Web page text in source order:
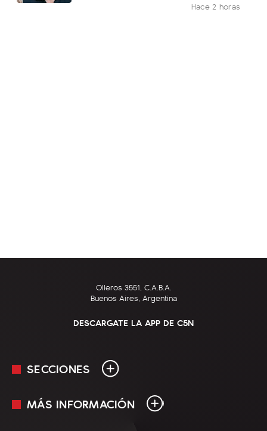
Hace 2 horas
Olleros 3551, C.A.B.A.
Buenos Aires, Argentina
DESCARGATE LA APP DE C5N
SECCIONES
En Vivo
MÁS INFORMACIÓN